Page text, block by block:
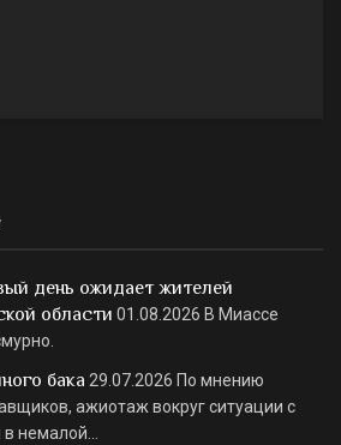
день ожидает жителей
области 01.08.2026 В Миассе
бака 29.07.2026 По мнению
ажиотаж вокруг ситуации с
в немалой…